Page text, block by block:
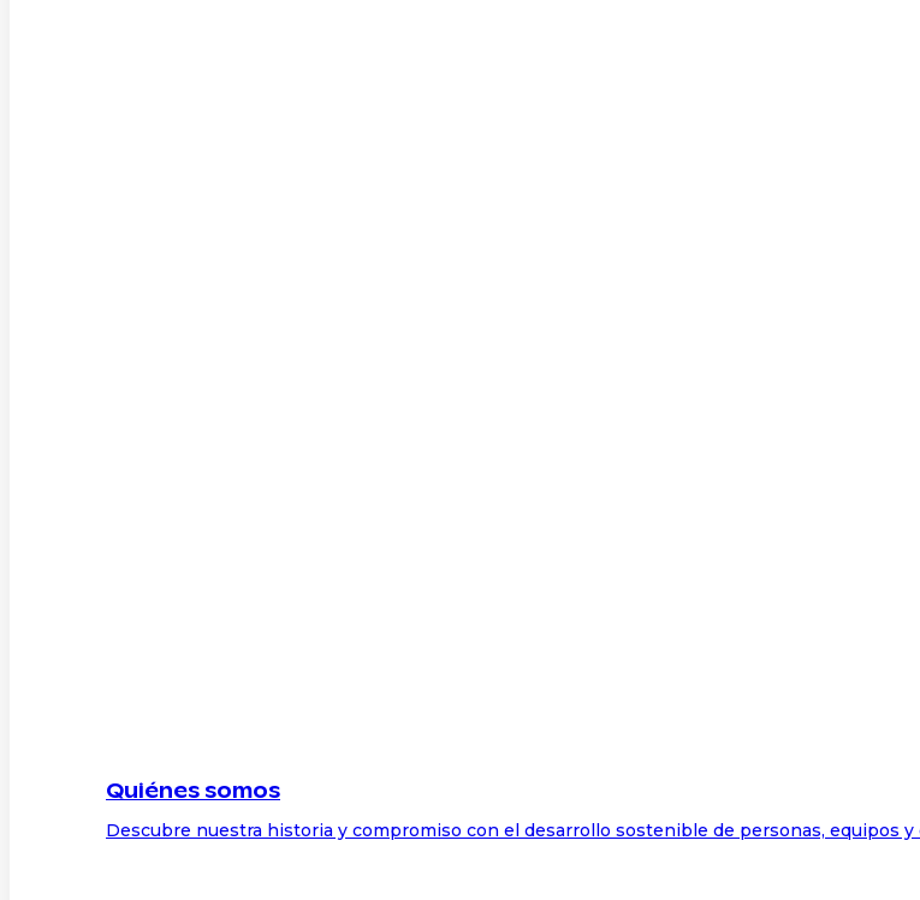
Quiénes somos
Descubre nuestra historia y compromiso con el desarrollo sostenible de personas, equipos y